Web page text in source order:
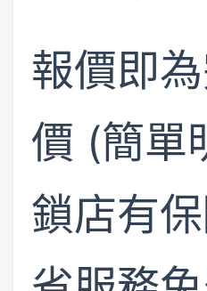
報價即
價 (簡單
鎖店有